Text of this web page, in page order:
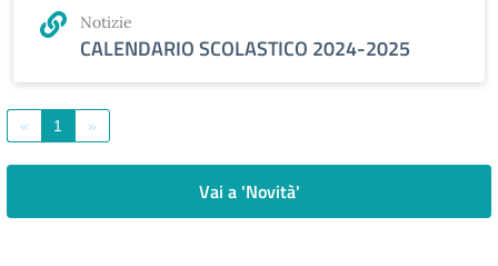
Notizie
CALENDARIO SCOLASTICO 2024-2025
« 1 »
Vai a 'Novità'